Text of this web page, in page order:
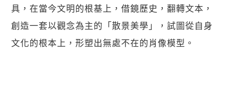
具，在當今文明的根基上，借鏡歷史，翻轉文本，
創造一套以觀念為主的「散景美學」，試圖從自身
文化的根本上，形塑出無處不在的肖像模型。